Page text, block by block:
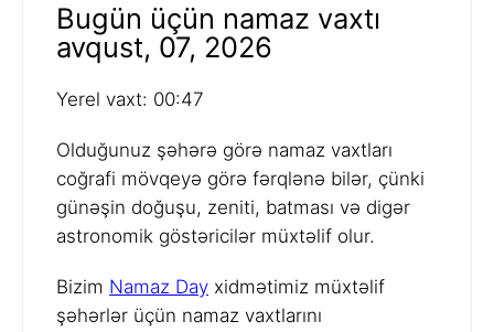
Bugün üçün namaz vaxtı
avqust, 07, 2026
Yerel vaxt: 00:47
Olduğunuz şəhərə görə namaz vaxtları
coğrafi mövqeyə görə fərqlənə bilər, çünki
günəşin doğuşu, zeniti, batması və digər
astronomik göstəricilər müxtəlif olur.
Bizim Namaz Day xidmətimiz müxtəlif
şəhərlər üçün namaz vaxtlarını